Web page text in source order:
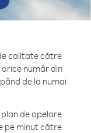
calitate către
număr din
de la numai
de apelare
pe minut către